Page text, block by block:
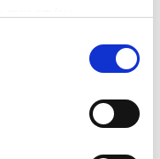
τα παρακάτω με την
σχετικά με